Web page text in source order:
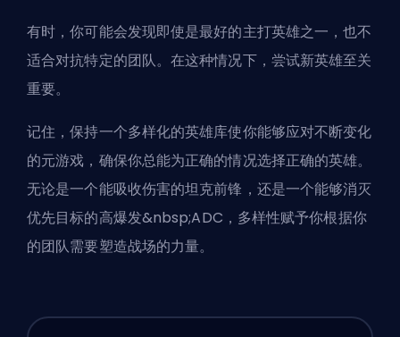
有时，你可能会发现即使是最好的主打英雄之一，也不
适合对抗特定的团队。在这种情况下，尝试新英雄至关
重要。
记住，保持一个多样化的英雄库使你能够应对不断变化
的元游戏，确保你总能为正确的情况选择正确的英雄。
无论是一个能吸收伤害的坦克前锋，还是一个能够消灭
优先目标的高爆发&nbsp;ADC ，多样性赋予你根据你
的团队需要塑造战场的力量。